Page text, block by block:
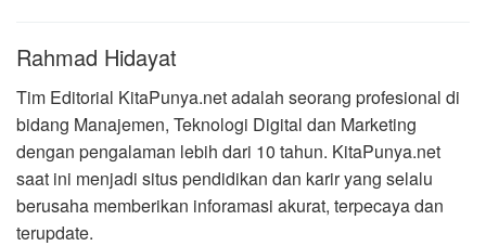
Rahmad Hidayat
Tim Editorial KitaPunya.net adalah seorang profesional di
bidang Manajemen, Teknologi Digital dan Marketing
dengan pengalaman lebih dari 10 tahun. KitaPunya.net
saat ini menjadi situs pendidikan dan karir yang selalu
berusaha memberikan inforamasi akurat, terpecaya dan
terupdate.